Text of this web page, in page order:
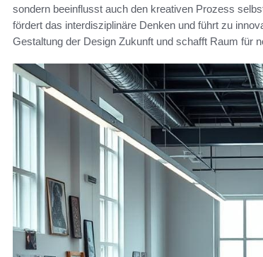
sondern beeinflusst auch den kreativen Prozess
fördert das interdisziplinäre Denken und führt zu
Gestaltung der Design Zukunft und schafft Raum für